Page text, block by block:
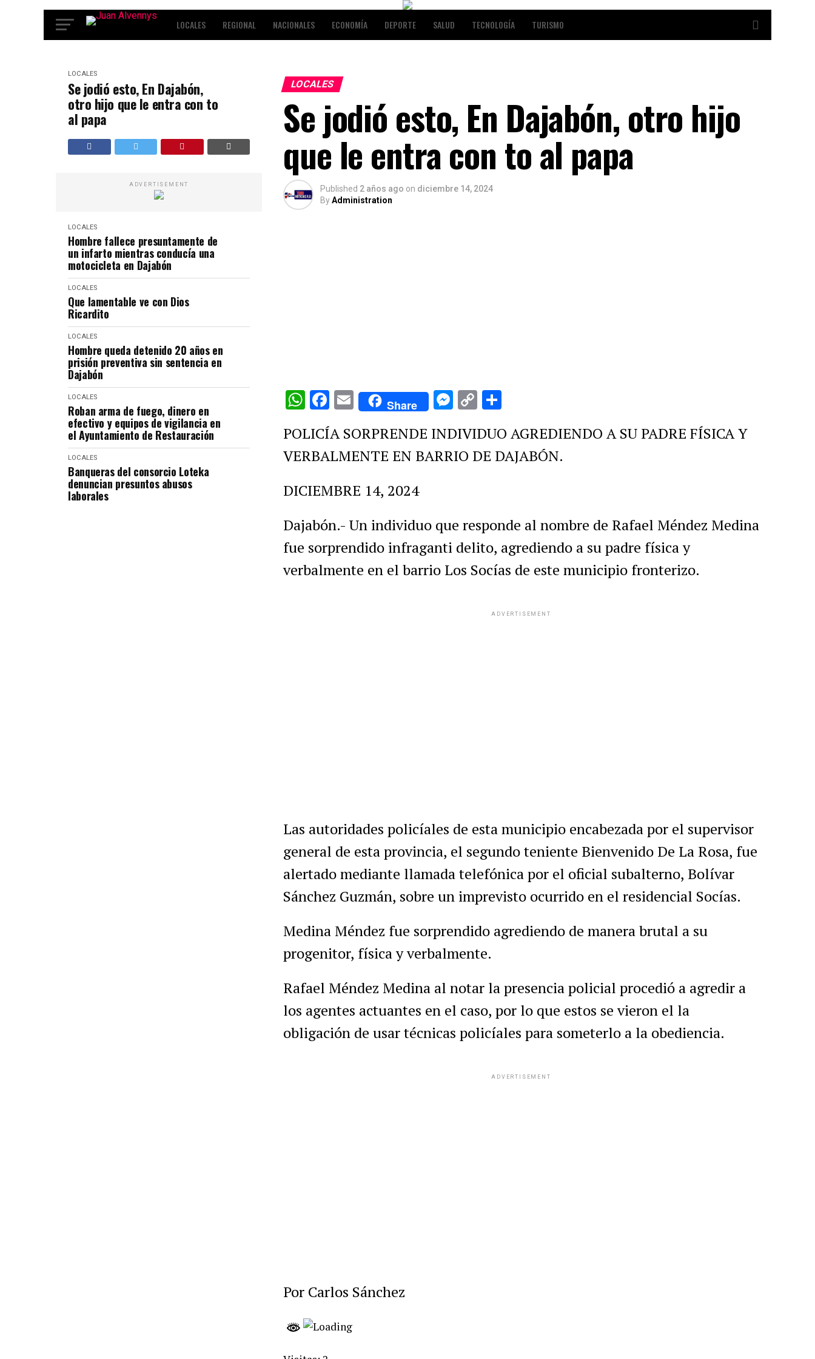
LOCALES REGIONAL NACIONALES ECONOMÍA DEPORTE SALUD TECNOLOGÍA TURISMO
LOCALES
Se jodió esto, En Dajabón,
otro hijo que le entra con to
al papa
ADVERTISEMENT
LOCALES
Hombre fallece presuntamente de
un infarto mientras conducía una
motocicleta en Dajabón
LOCALES
Que lamentable ve con Dios
Ricardito
LOCALES
Hombre queda detenido 20 años en
prisión preventiva sin sentencia en
Dajabón
LOCALES
Roban arma de fuego, dinero en
efectivo y equipos de vigilancia en
el Ayuntamiento de Restauración
LOCALES
Banqueras del consorcio Loteka
denuncian presuntos abusos
laborales
LOCALES
Se jodió esto, En Dajabón, otro hijo
que le entra con to al papa
Published 2 años ago on diciembre 14, 2024
ByAdministration
WhatsApp
Facebook
EmailShare Messenger
Copy
POLICÍA SORPRENDE INDIVIDUO AGREDIENDO A SU PADRE FÍSICA Y
VERBALMENTE EN BARRIO DE DAJABÓN.
DICIEMBRE 14, 2024
Dajabón.- Un individuo que responde al nombre de Rafael Méndez Medina
fue sorprendido infraganti delito, agrediendo a su padre física y
verbalmente en el barrio Los Socías de este municipio fronterizo.
ADVERTISEMENT
Las autoridades policíales de esta municipio encabezada por el supervisor
general de esta provincia, el segundo teniente Bienvenido De La Rosa, fue
alertado mediante llamada telefónica por el oficial subalterno, Bolívar
Sánchez Guzmán, sobre un imprevisto ocurrido en el residencial Socías.
Medina Méndez fue sorprendido agrediendo de manera brutal a su
progenitor, física y verbalmente.
Rafael Méndez Medina al notar la presencia policial procedió a agredir a
los agentes actuantes en el caso, por lo que estos se vieron el la
obligación de usar técnicas policíales para someterlo a la obediencia.
ADVERTISEMENT
Por Carlos Sánchez